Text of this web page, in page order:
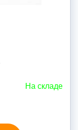
На складе